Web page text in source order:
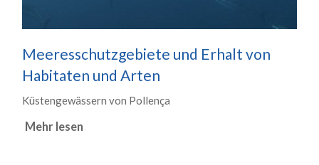
Meeresschutzgebiete und Erhalt von
Habitaten und Arten
Küstengewässern von Pollença
Mehr lesen